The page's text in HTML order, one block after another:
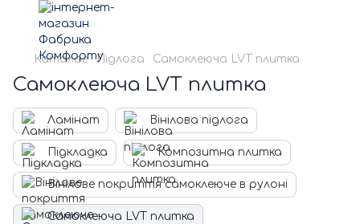
Каталог Підлога Самоклеюча LVT плитка
Самоклеюча LVT плитка
Ламінат Вінілова підлога
Підкладка Композитна плитка
Вінілове покриття самоклеюче в рулоні
Самоклеюча LVT плитка